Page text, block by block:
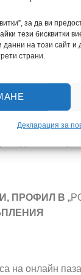
за да ви
тези бисквитки
данни на този сайт
страни.
Декларация за
бъдат
ПРОФИЛ В
на онлайн